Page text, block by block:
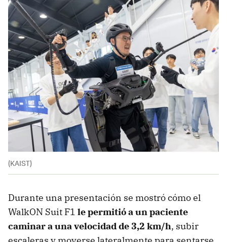
(KAIST)
Durante una presentación se mostró cómo el
WalkON Suit F1 le permitió a un paciente
caminar a una velocidad de 3,2 km/h, subir